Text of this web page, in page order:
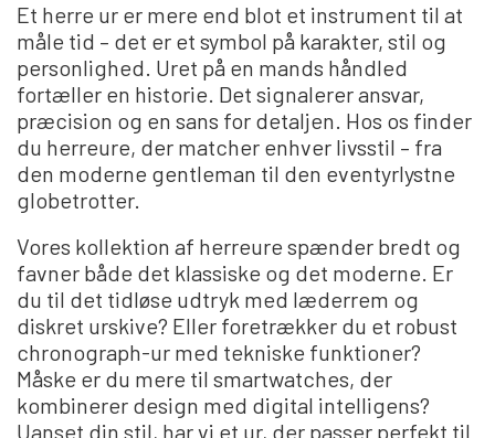
DAMEURE
NYHEDER
GAVEIDÉ
Et herre ur er mere end blot et instrument til at
måle tid – det er et symbol på karakter, stil og
personlighed. Uret på en mands håndled
fortæller en historie. Det signalerer ansvar,
præcision og en sans for detaljen. Hos os finder
du herreure, der matcher enhver livsstil – fra
den moderne gentleman til den eventyrlystne
globetrotter.
Vores kollektion af herreure spænder bredt og
favner både det klassiske og det moderne. Er
du til det tidløse udtryk med læderrem og
diskret urskive? Eller foretrækker du et robust
chronograph-ur med tekniske funktioner?
Måske er du mere til smartwatches, der
kombinerer design med digital intelligens?
Uanset din stil, har vi et ur, der passer perfekt til